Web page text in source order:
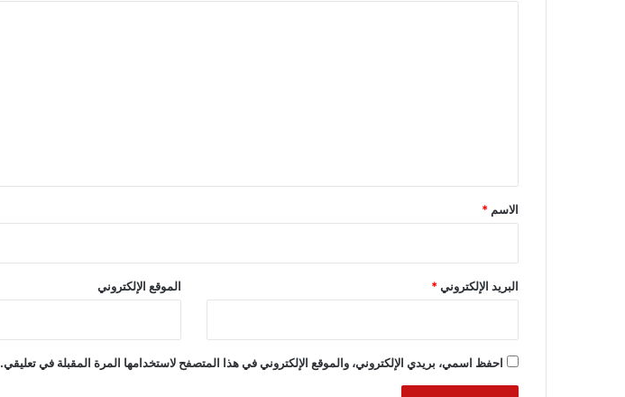
*
الاسم *
البريد الإلكتروني* الموقع الإلكتروني
احفظ اسمي، بريدي الإلكتروني، والموقع الإلكتروني في هذا المتصفح لاستخدامها المرة المقبلة في تعليقي.